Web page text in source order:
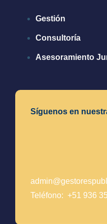
Gestión
Consultoría
Asesoramiento
Síguenos en
Teléfono: +51 936